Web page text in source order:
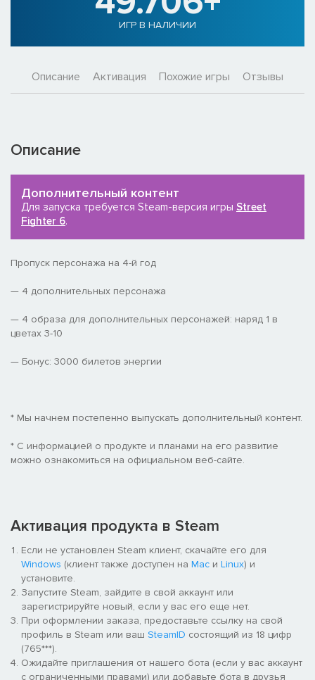
ИГР В НАЛИЧИИ
Описание Активация Похожие игры Отзывы
Описание
Дополнительный контент
Для запуска требуется Steam-версия игры Street
Fighter 6.
Пропуск персонажа на 4-й год
— 4 дополнительных персонажа
— 4 образа для дополнительных персонажей: наряд 1 в
цветах 3-10
— Бонус: 3000 билетов энергии
* Мы начнем постепенно выпускать дополнительный контент.
* С информацией о продукте и планами на его развитие
можно ознакомиться на официальном веб-сайте.
Активация продукта в Steam
Если не установлен Steam клиент, скачайте его для
Windows (клиент также доступен на Mac и Linux) и
установите.
Запустите Steam, зайдите в свой аккаунт или
зарегистрируйте новый, если у вас его еще нет.
При оформлении заказа, предоставьте ссылку на свой
профиль в Steam или ваш SteamID состоящий из 18 цифр
(765***).
Ожидайте приглашения от нашего бота (если у вас аккаунт
с ограниченными правами) или добавьте бота в друзья